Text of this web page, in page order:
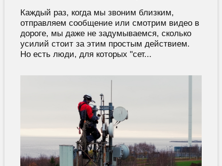
Каждый раз, когда мы звоним близким,
отправляем сообщение или смотрим видео в
дороге, мы даже не задумываемся, сколько
усилий стоит за этим простым действием.
Но есть люди, для которых "сет...